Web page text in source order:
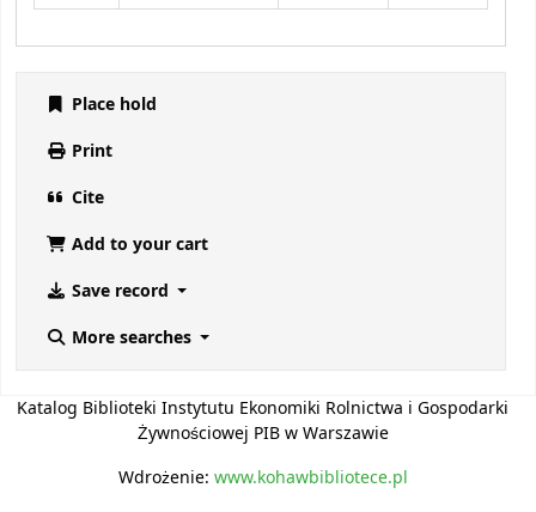
Place hold
Print
Cite
Add to your cart
Save record
More searches
Katalog Biblioteki Instytutu Ekonomiki Rolnictwa i Gospodarki
Żywnościowej PIB w Warszawie
Wdrożenie: www.kohawbibliotece.pl